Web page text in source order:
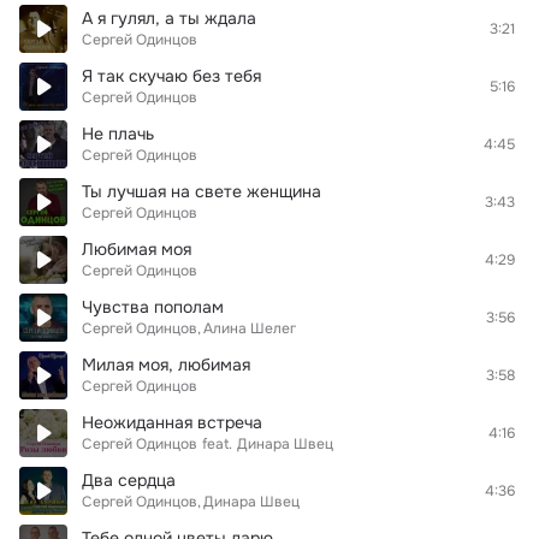
А я гулял, а ты ждала
Сергей Одинцов
3:21
Я так скучаю без тебя
Сергей Одинцов
5:16
Не плачь
Сергей Одинцов
4:45
Ты лучшая на свете женщина
Сергей Одинцов
3:43
Любимая моя
Сергей Одинцов
4:29
Чувства пополам
Сергей Одинцов Алина Шелег
3:56
Милая моя, любимая
Сергей Одинцов
3:58
Неожиданная встреча
Сергей Одинцов feat. Динара Швец
4:16
Два сердца
Сергей Одинцов Динара Швец
4:36